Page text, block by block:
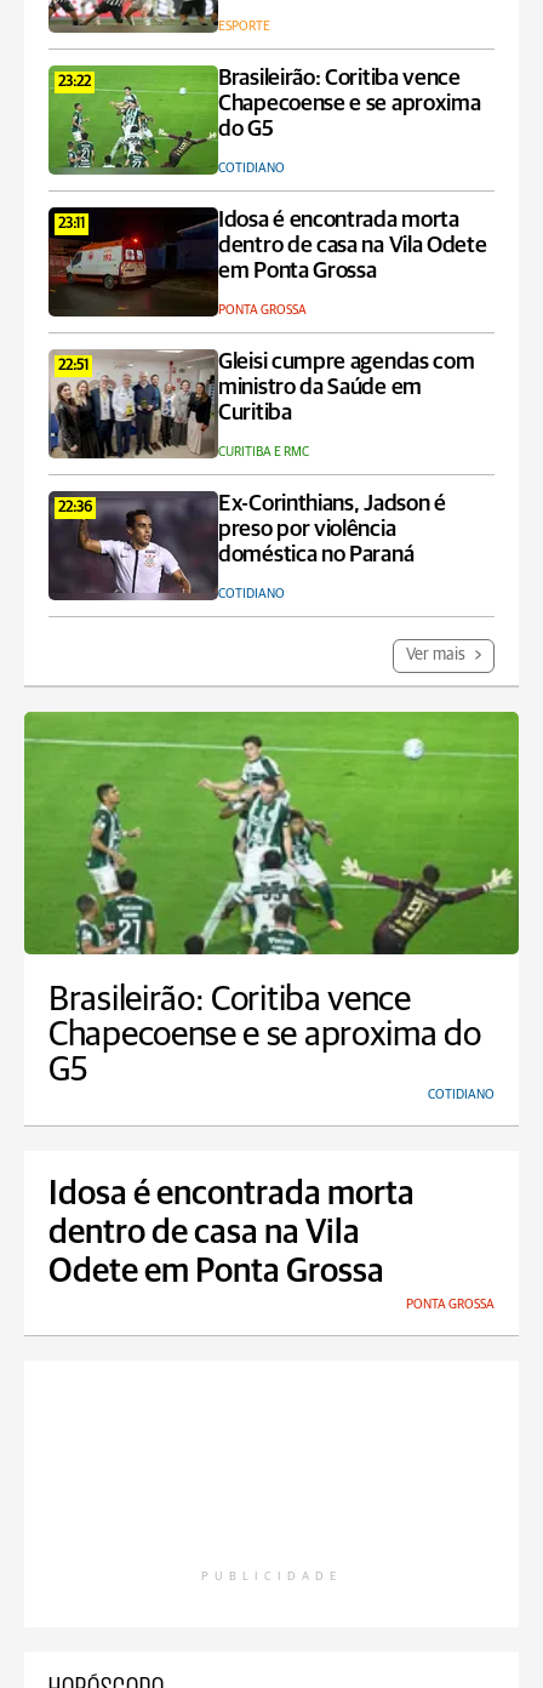
ESPORTE
23:22
Brasileirão: Coritiba vence
Chapecoense e se aproxima
do G5
COTIDIANO
23:11
Idosa é encontrada morta
dentro de casa na Vila Odete
em Ponta Grossa
PONTA GROSSA
22:51
Gleisi cumpre agendas com
ministro da Saúde em
Curitiba
CURITIBA E RMC
22:36
Ex-Corinthians, Jadson é
preso por violência
doméstica no Paraná
COTIDIANO
Ver mais
Brasileirão: Coritiba vence
Chapecoense e se aproxima do
G5
COTIDIANO
Idosa é encontrada morta
dentro de casa na Vila
Odete em Ponta Grossa
PONTA GROSSA
PUBLICIDADE